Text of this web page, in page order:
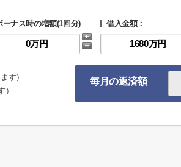
ーナス時の増額(1回分) 借入金額：
す）
）
毎月の返済額